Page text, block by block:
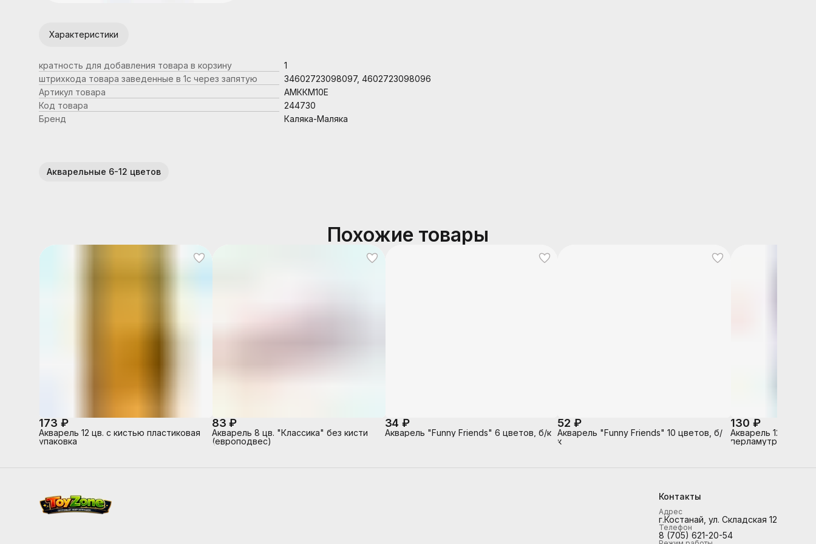
Характеристики
кратность для добавления товара в корзину
1
штрихкода товара заведенные в 1с через запятую
34602723098097, 4602723098096
Артикул товара
АМККМ10Е
Код товара
244730
Бренд
Каляка-Маляка
Акварельные 6-12 цветов
Похожие товары
173 ₽
Акварель 12 цв. с кистью пластиковая
упаковка
83 ₽
Акварель 8 цв. "Классика" без кисти
(европодвес)
34 ₽
Акварель "Funny Friends" 6 цветов, б/к
52 ₽
Акварель "Funny Friends" 10 цветов, б/
к
130 ₽
Акварель 12 цв.
перламутровая,
Контакты
Адрес
г.Костанай, ул. Складская 12
Телефон
8 (705) 621-20-54